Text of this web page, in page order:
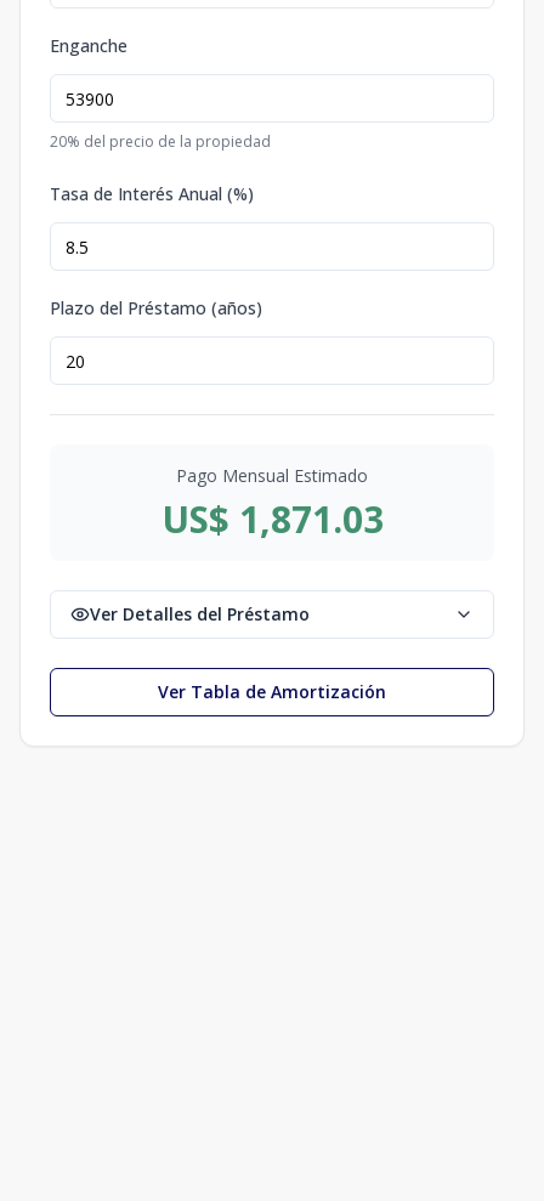
Enganche
20% del precio de la propiedad
Tasa de Interés Anual (%)
Plazo del Préstamo (años)
Pago Mensual Estimado
US$ 1,871.03
Ver Detalles del Préstamo
Ver Tabla de Amortización